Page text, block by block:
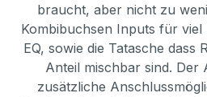
braucht, aber nicht zu
Kombibuchsen Inputs für viel
EQ, sowie die Tatasche dass
Anteil mischbar sind. Der
zusätzliche